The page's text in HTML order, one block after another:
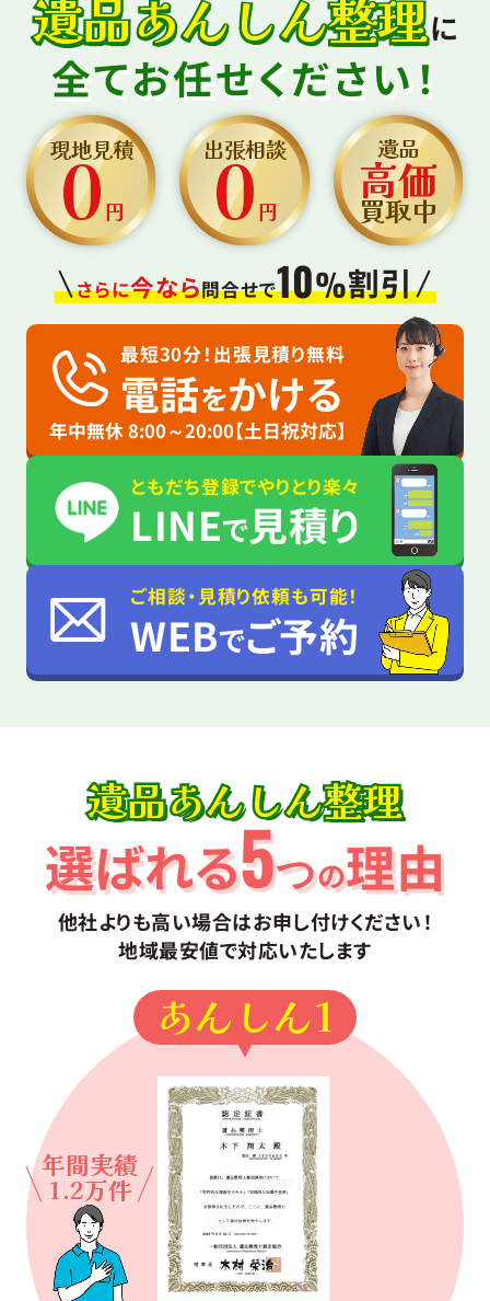
遺品あんしん整理に
全てお任せください！
現地見積
0円
出張相談
0円
遺品
高価
買取中
さらに今なら問合せで10%割引
最短30分！出張見積り無料
電話をかける
年中無休 8:00～20:00【土日祝対応】
ともだち登録でやりとり楽々
LINEで見積り
ご相談・見積り依頼も可能！
WEBでご予約
遺品あんしん整理
選ばれる5つの理由
他社よりも高い場合はお申し付けください！
地域最安値で対応いたします
あんしん1
年間実績
1.2万件